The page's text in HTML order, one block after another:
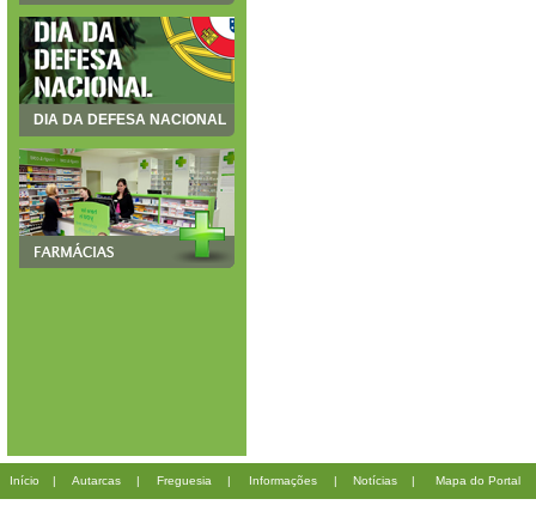
DIA DA DEFESA NACIONAL
Início | Autarcas | Freguesia | Informações | Notícias | Mapa do Portal